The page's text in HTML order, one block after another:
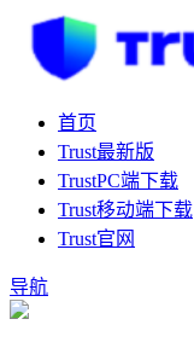
首页
Trust最新版
TrustPC端下载
Trust移动端下载
Trust官网
导航